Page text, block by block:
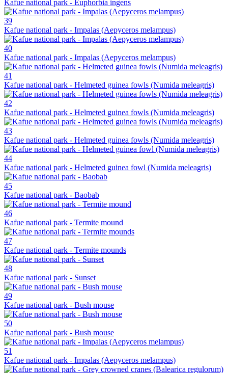
Kafue national park - Euphorbia ingens
39
Kafue national park - Impalas (Aepyceros melampus)
40
Kafue national park - Impalas (Aepyceros melampus)
41
Kafue national park - Helmeted guinea fowls (Numida meleagris)
42
Kafue national park - Helmeted guinea fowls (Numida meleagris)
43
Kafue national park - Helmeted guinea fowls (Numida meleagris)
44
Kafue national park - Helmeted guinea fowl (Numida meleagris)
45
Kafue national park - Baobab
46
Kafue national park - Termite mound
47
Kafue national park - Termite mounds
48
Kafue national park - Sunset
49
Kafue national park - Bush mouse
50
Kafue national park - Bush mouse
51
Kafue national park - Impalas (Aepyceros melampus)